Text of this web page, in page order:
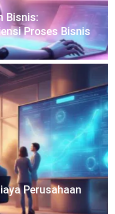
KAMI
dengan rangkaian software
jenis industri, yang dapat
setiap bisnis.
Software untuk
untuk Bisnis